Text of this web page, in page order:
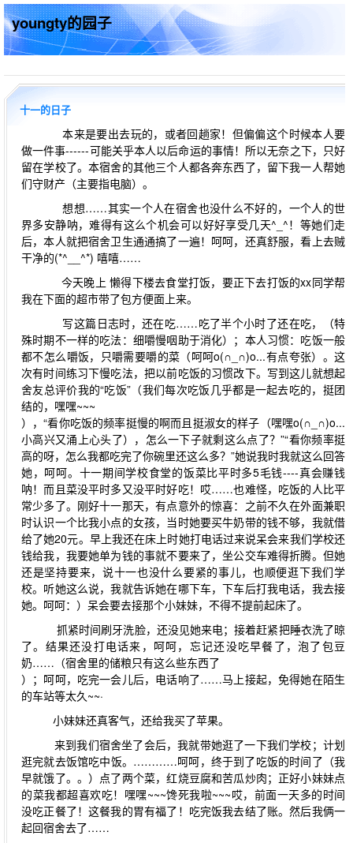
youngty的园子
十一的日子
本来是要出去玩的，或者回趟家！但偏偏这个时候本人要
做一件事------可能关乎本人以后命运的事情！所以无奈之下，只好
留在学校了。本宿舍的其他三个人都各奔东西了，留下我一人帮她
们守财产（主要指电脑）。
想想……其实一个人在宿舍也没什么不好的，一个人的世
界多安静呐，难得有这么个机会可以好好享受几天^_^！等她们走
后，本人就把宿舍卫生通通搞了一遍！呵呵，还真舒服，看上去贼
干净的(*^__^*) 嘻嘻……
今天晚上 懒得下楼去食堂打饭，要正下去打饭的xx同学帮
我在下面的超市带了包方便面上来。
写这篇日志时，还在吃……吃了半个小时了还在吃，（特
殊时期不一样的吃法：细嚼慢咽助于消化）；本人习惯：吃饭一般
都不怎么嚼饭，只嚼需要嚼的菜（呵呵o(∩_∩)o...有点夸张）。这
次有时间练习下慢吃法，把以前吃饭的习惯改下。写到这儿就想起
舍友总评价我的“吃饭”（我们每次吃饭几乎都是一起去吃的，挺团
结的，嘿嘿~~~
），“看你吃饭的频率挺慢的啊而且挺淑女的样子（嘿嘿o(∩_∩)o...
小高兴又涌上心头了），怎么一下子就剩这么点了？”“看你频率挺
高的呀，怎么我都吃完了你碗里还这么多？”她说我时我就这么回答
她，呵呵。十一期间学校食堂的饭菜比平时多5毛钱----真会赚钱
呐！而且菜没平时多又没平时好吃！哎……也难怪，吃饭的人比平
常少多了。刚好十一那天，有点意外的惊喜：之前不久在外面兼职
时认识一个比我小点的女孩，当时她要买牛奶带的钱不够，我就借
给了她20元。早上我还在床上时她打电话过来说呆会来我们学校还
钱给我，我要她单为钱的事就不要来了，坐公交车难得折腾。但她
还是坚持要来，说十一也没什么要紧的事儿，也顺便逛下我们学
校。听她这么说，我就告诉她在哪下车，下车后打我电话，我去接
她。呵呵：）呆会要去接那个小妹妹，不得不提前起床了。
抓紧时间刷牙洗脸，还没见她来电；接着赶紧把睡衣洗了晾
了。结果还没打电话来，呵呵，忘记还没吃早餐了，泡了包豆
奶……（宿舍里的储粮只有这么些东西了
）；呵呵，吃完一会儿后，电话响了……马上接起，免得她在陌生
的车站等太久~~·
小妹妹还真客气，还给我买了苹果。
来到我们宿舍坐了会后，我就带她逛了一下我们学校；计划
逛完就去饭馆吃中饭。…………呵呵，终于到了吃饭的时间了（我
早就饿了。。）点了两个菜，红烧豆腐和苦瓜炒肉；正好小妹妹点
的菜我都超喜欢吃！嘿嘿~~~馋死我啦~~~哎，前面一天多的时间
没吃正餐了！这餐我的胃有福了！吃完饭我去结了账。然后我俩一
起回宿舍去了……